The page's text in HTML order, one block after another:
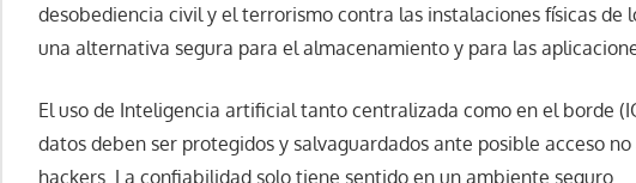
desobediencia civil y el terrorismo contra las instalaciones físicas de
una alternativa segura para el almacenamiento y para las
El uso de Inteligencia artificial tanto centralizada como en el borde
datos deben ser protegidos y salvaguardados ante posible acceso
hackers. La confiabilidad solo tiene sentido en un ambiente seguro.